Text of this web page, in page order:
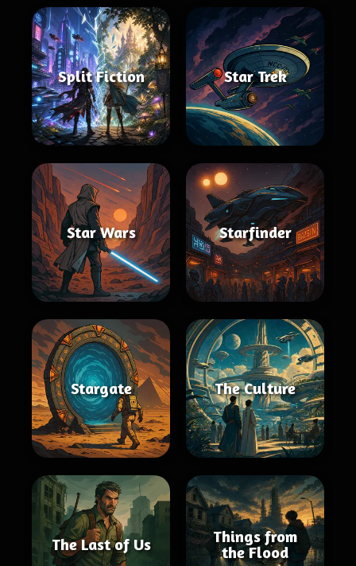
Split Fiction Star Trek
Star Wars Starfinder
Stargate The Culture
The Last of Us
Things from
the Flood